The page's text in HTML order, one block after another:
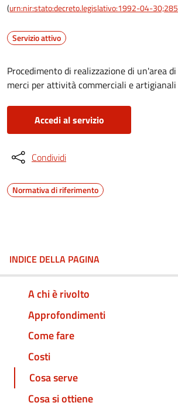
(urn:nir:stato:decreto.legislativo:1992-04-
Servizio attivo
Procedimento di realizzazione di un'area
merci per attività commerciali e artigianali
Accedi al servizio
Condividi
Normativa di riferimento
INDICE DELLA PAGINA
A chi è rivolto
Approfondimenti
Come fare
Costi
Cosa serve
Cosa si ottiene